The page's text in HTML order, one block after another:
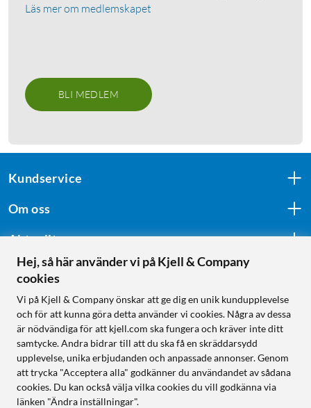
Läs mer om medlemskapet
BLI MEDLEM
Kundservice
Om oss
Aktuellt
Följ oss
Handla från:
Sverige
Norge
Hej, så här använder vi på Kjell & Company
cookies
Vi på Kjell & Company önskar att ge dig en unik kundupplevelse
och för att kunna göra detta använder vi cookies. Några av dessa
är nödvändiga för att kjell.com ska fungera och kräver inte ditt
samtycke. Andra bidrar till att du ska få en skräddarsydd
upplevelse, unika erbjudanden och anpassade annonser. Genom
att trycka "Acceptera alla" godkänner du användandet av sådana
cookies. Du kan också välja vilka cookies du vill godkänna via
länken "Ändra inställningar".